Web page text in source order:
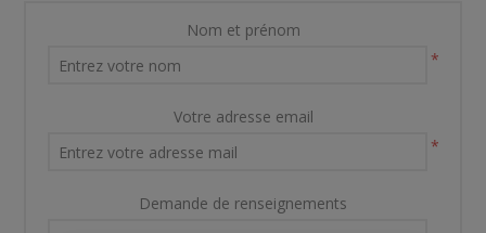
Nom et prénom
*
Votre adresse email
*
Demande de renseignements